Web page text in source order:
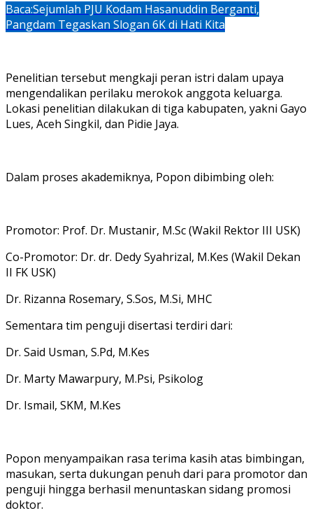
Baca:Sejumlah PJU Kodam Hasanuddin Berganti,
Pangdam Tegaskan Slogan 6K di Hati Kita
Penelitian tersebut mengkaji peran istri dalam upaya
mengendalikan perilaku merokok anggota keluarga.
Lokasi penelitian dilakukan di tiga kabupaten, yakni Gayo
Lues, Aceh Singkil, dan Pidie Jaya.
Dalam proses akademiknya, Popon dibimbing oleh:
Promotor: Prof. Dr. Mustanir, M.Sc (Wakil Rektor III USK)
Co-Promotor: Dr. dr. Dedy Syahrizal, M.Kes (Wakil Dekan
II FK USK)
Dr. Rizanna Rosemary, S.Sos, M.Si, MHC
Sementara tim penguji disertasi terdiri dari:
Dr. Said Usman, S.Pd, M.Kes
Dr. Marty Mawarpury, M.Psi, Psikolog
Dr. Ismail, SKM, M.Kes
Popon menyampaikan rasa terima kasih atas bimbingan,
masukan, serta dukungan penuh dari para promotor dan
penguji hingga berhasil menuntaskan sidang promosi
doktor.